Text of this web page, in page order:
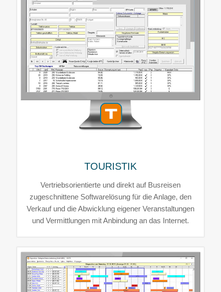
TOURISTIK
Vertriebsorientierte und direkt auf Busreisen
zugeschnittene Softwarelösung für die Anlage, den
Verkauf und die Abwicklung eigener Veranstaltungen
und Vermittlungen mit Anbindung an das Internet.